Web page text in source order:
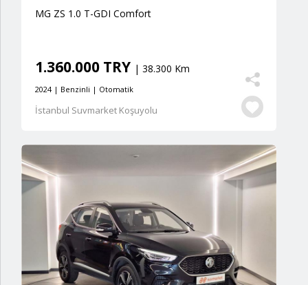
MG ZS 1.0 T-GDI Comfort
1.360.000 TRY | 38.300 Km
2024 | Benzinli | Otomatik
İstanbul Suvmarket Koşuyolu